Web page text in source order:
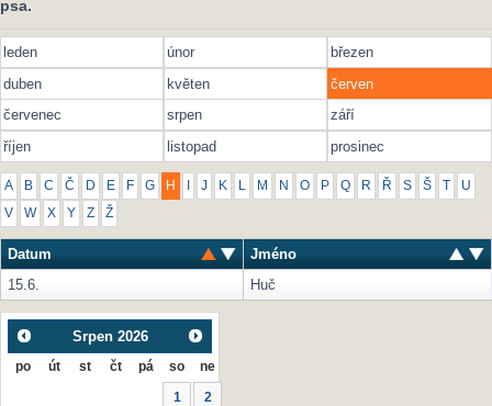
psa.
leden únor
březen
duben
květen
červen
červenec
srpen
září
říjen
listopad prosinec
A B C Č D E F G H J K L M N O P Q R Ř S Š U
V W X Y Z Ž
Datum
Jméno
15.6.
Huč
Srpen 2026
po út st čt pá so ne
1 2